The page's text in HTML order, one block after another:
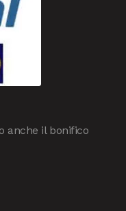
anche il bonifico